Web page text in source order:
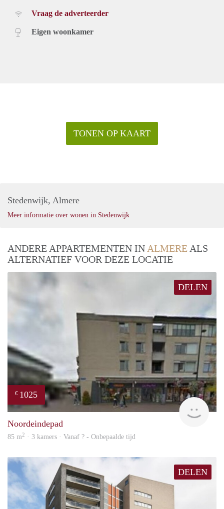
Vraag de adverteerder
Eigen woonkamer
TONEN OP KAART
Stedenwijk, Almere
Meer informatie over wonen in Stedenwijk
ANDERE APPARTEMENTEN IN ALMERE ALS
ALTERNATIEF VOOR DEZE LOCATIE
DELEN
€ 1025
rent
Noordeindepad
85 m2 · 3 kamers · Vanaf ? - Onbepaalde tijd
DELEN